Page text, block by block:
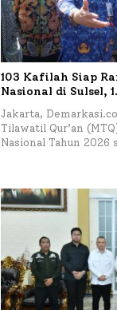
103 Kafilah Siap
Nasional di Sulsel,
Jakarta,
Tilawatil Qur’an
Nasional Tahun 2026